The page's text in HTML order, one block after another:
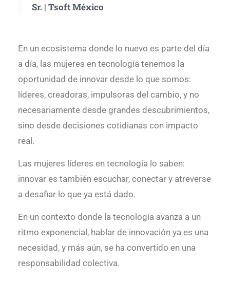
Sr. | Tsoft México
En un ecosistema donde lo nuevo es parte del día
a día, las mujeres en tecnología tenemos la
oportunidad de innovar desde lo que somos:
líderes, creadoras, impulsoras del cambio, y no
necesariamente desde grandes descubrimientos,
sino desde decisiones cotidianas con impacto
real.
Las mujeres líderes en tecnología lo saben:
innovar es también escuchar, conectar y atreverse
a desafiar lo que ya está dado.
En un contexto donde la tecnología avanza a un
ritmo exponencial, hablar de innovación ya es una
necesidad, y más aún, se ha convertido en una
responsabilidad colectiva.